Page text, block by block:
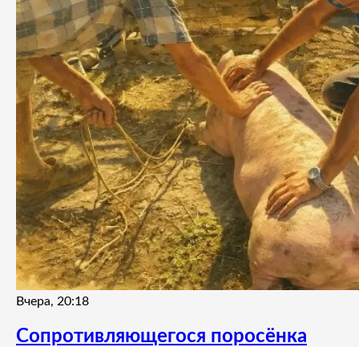
Вчера, 20:18
Сопротивляющегося поросёнка